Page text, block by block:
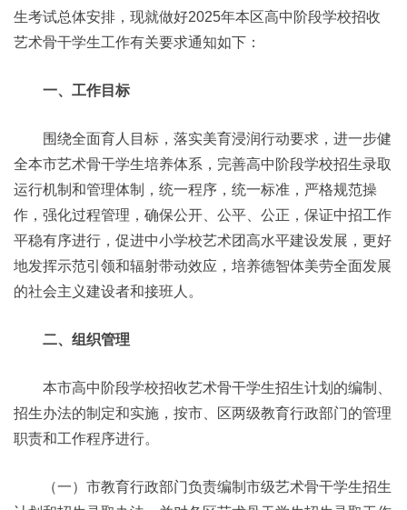
生考试总体安排，现就做好2025年本区高中阶段学校招收
艺术骨干学生工作有关要求通知如下：
一、工作目标
围绕全面育人目标，落实美育浸润行动要求，进一步健
全本市艺术骨干学生培养体系，完善高中阶段学校招生录取
运行机制和管理体制，统一程序，统一标准，严格规范操
作，强化过程管理，确保公开、公平、公正，保证中招工作
平稳有序进行，促进中小学校艺术团高水平建设发展，更好
地发挥示范引领和辐射带动效应，培养德智体美劳全面发展
的社会主义建设者和接班人。
二、组织管理
本市高中阶段学校招收艺术骨干学生招生计划的编制、
招生办法的制定和实施，按市、区两级教育行政部门的管理
职责和工作程序进行。
（一）市教育行政部门负责编制市级艺术骨干学生招生